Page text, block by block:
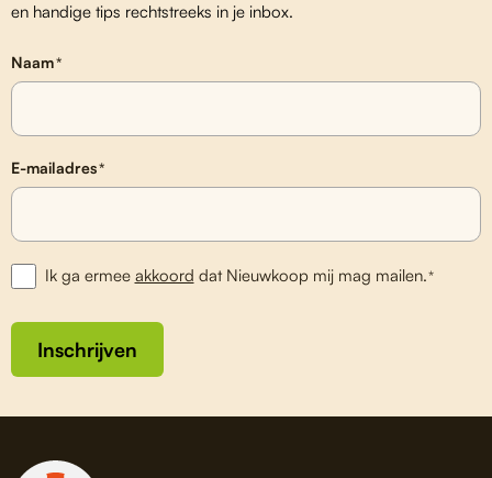
en handige tips rechtstreeks in je inbox.
Naam*
E-mailadres*
Ik ga ermee akkoord dat Nieuwkoop mij mag mailen.*
Inschrijven